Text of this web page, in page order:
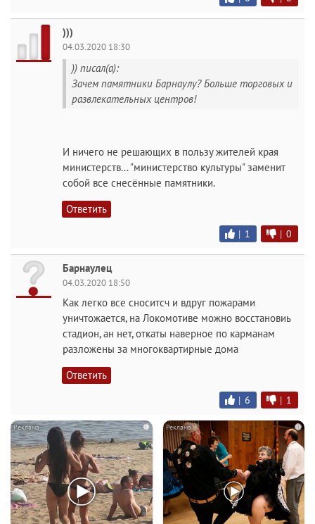
)))
04.03.2020 18:30
)) писал(а):
Зачем памятники Барнаулу? Больше торговых и
развлекательных центров!
И ничего не решающих в пользу жителей края
министерств... "министерство культуры" заменит
собой все снесённые памятники.
Ответить
| 1 | 0
Барнаулец
04.03.2020 18:50
Как легко все сноситсч и вдруг пожарами
уничтожается, на Локомотиве можно восстановиь
стадион, ан нет, откаты наверное по карманам
разложены за многоквартирные дома
Ответить
| 6 | 1
i i